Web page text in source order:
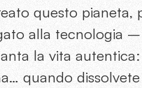
questo pianeta,
alla tecnologia –
la vita autentica:
quando